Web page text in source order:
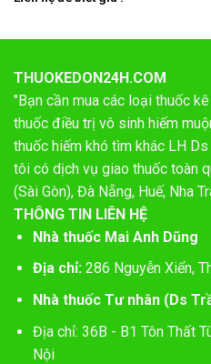
THUOKEDON24H.COM
"Bạn cần mua các loại thuốc
thuốc điều trị vô sinh hiếm
thuốc hiếm khó tìm khác LH
tôi có dịch vụ giao thuốc toàn
(Sài Gòn), Đà Nẵng, Huế, Nha
THÔNG TIN LIÊN HỆ
Nhà thuốc Mai Anh Dũng
Địa chỉ:286 Nguyễn Xiển,
Nhà thuốc Tư nhân (Ds
Địa chỉ: 36B - B1 Tôn Thất
Nội